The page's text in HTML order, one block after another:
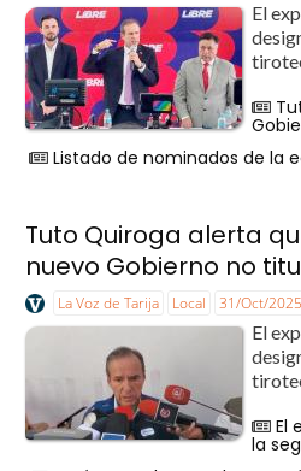
El
Listado de nominados de la
Tuto Quiroga alerta
nuevo Gobierno no
La Voz de Tarija Local 31/Oct/2025
El
El
la